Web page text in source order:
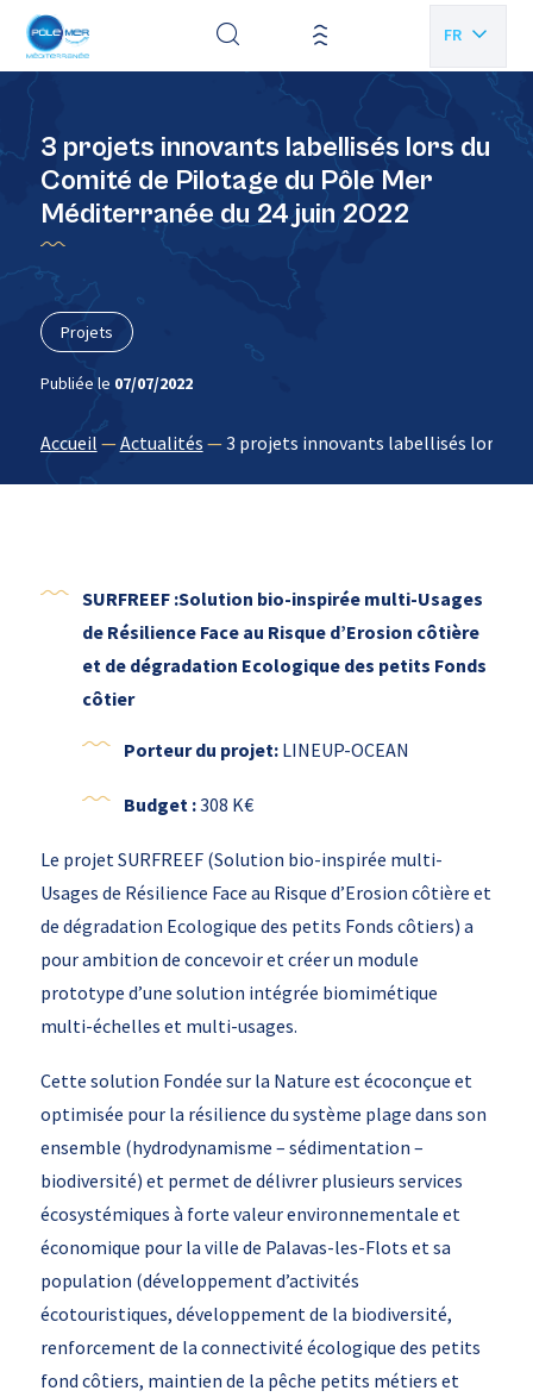
FR
EN
3 projets innovants labellisés lors du
Comité de Pilotage du Pôle Mer
Méditerranée du 24 juin 2022
Projets
Publiée le 07/07/2022
Accueil —Actualités —3 projets innovants labellisés lors du
SURFREEF :Solution bio-inspirée multi-Usages
de Résilience Face au Risque d’Erosion côtière
et de dégradation Ecologique des petits Fonds
côtier
Porteur du projet:LINEUP-OCEAN
Budget :308 K€
Le projet SURFREEF (Solution bio-inspirée multi-
Usages de Résilience Face au Risque d’Erosion côtière et
de dégradation Ecologique des petits Fonds côtiers) a
pour ambition de concevoir et créer un module
prototype d’une solution intégrée biomimétique
multi-échelles et multi-usages.
Cette solution Fondée sur la Nature est écoconçue et
optimisée pour la résilience du système plage dans son
ensemble (hydrodynamisme – sédimentation –
biodiversité) et permet de délivrer plusieurs services
écosystémiques à forte valeur environnementale et
économique pour la ville de Palavas-les-Flots et sa
population (développement d’activités
écotouristiques, développement de la biodiversité,
renforcement de la connectivité écologique des petits
fond côtiers, maintien de la pêche petits métiers et
Panneau de gestion des cookies